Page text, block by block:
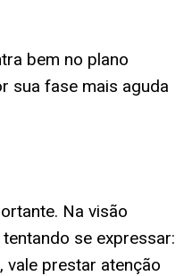
bem no plano
sua fase mais aguda
Na visão
se expressar:
vale prestar atenção